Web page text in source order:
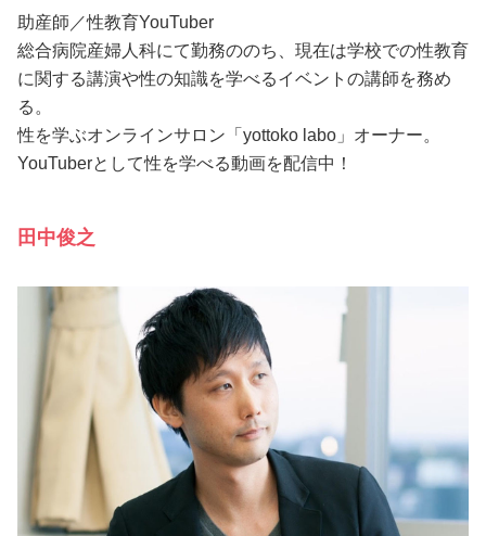
助産師／性教育YouTuber
総合病院産婦人科にて勤務ののち、現在は学校での性教育
に関する講演や性の知識を学べるイベントの講師を務め
る。
性を学ぶオンラインサロン「yottoko labo」オーナー。
YouTuberとして性を学べる動画を配信中！
田中俊之